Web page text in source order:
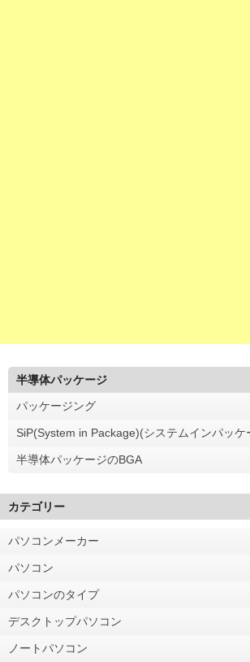
半導体パッケージ
パッケージング
SiP(System in Package)(システムインパッケ
半導体パッケージのBGA
カテゴリー
パソコンメーカー
パソコン
パソコンのタイプ
デスクトップパソコン
ノートパソコン